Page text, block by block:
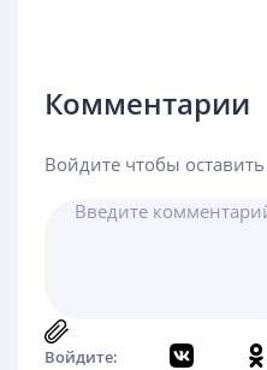
Комментарии
Войдите чтобы
Войдите: